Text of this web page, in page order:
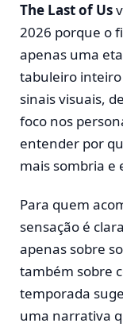
The Last of Us
2026 porque o
apenas uma
tabuleiro inteiro
sinais visuais,
foco nos
entender por
mais sombria e
Para quem
sensação é
apenas sobre
também sobre
temporada
uma narrativa